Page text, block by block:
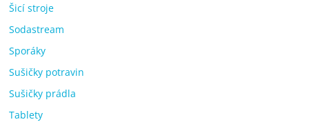
Šicí stroje
Sodastream
Sporáky
Sušičky potravin
Sušičky prádla
Tablety